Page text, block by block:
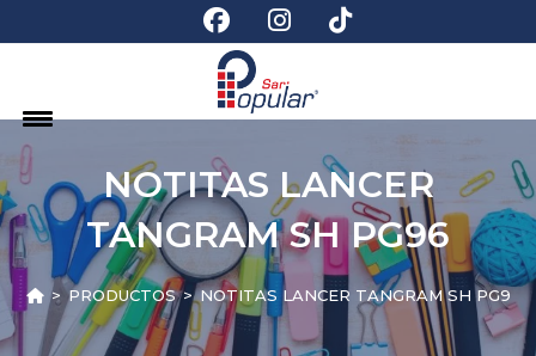
NOTITAS LANCER
TANGRAM SH PG96
> PRODUCTOS > NOTITAS LANCER TANGRAM SH PG96